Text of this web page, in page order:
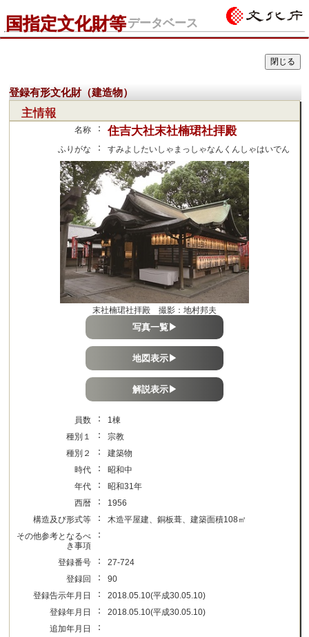
国指定文化財等データベース
登録有形文化財（建造物）
主情報
名称 ： 住吉大社末社楠珺社拝殿
ふりがな ： すみよしたいしゃまっしゃなんくんしゃはいでん
末社楠珺社拝殿 撮影：地村邦夫
写真一覧▶
地図表示▶
解説表示▶
員数 ：
1棟
種別１
：
宗教
種別２
：
建築物
時代
：
昭和中
年代
：
昭和31年
西暦
：
1956
構造及び形式等
：
木造平屋建、銅板葺、建築面積108㎡
その他参考となるべ
き事項
：
登録番号 ：
27-724
登録回
：
90
登録告示年月日
：
2018.05.10(平成30.05.10)
登録年月日
：
2018.05.10(平成30.05.10)
追加年月日
：